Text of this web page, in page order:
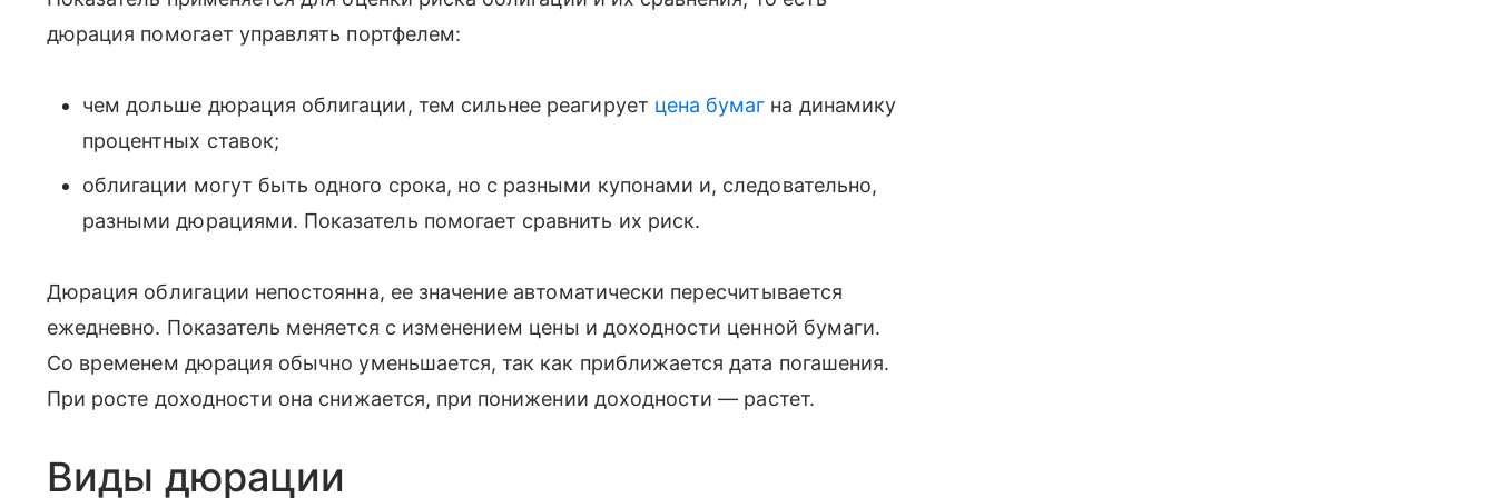
дюрация помогает управлять портфелем:
чем дольше дюрация облигации, тем сильнее реагирует цена бумаг на динамику
процентных ставок;
облигации могут быть одного срока, но с разными купонами и, следовательно,
разными дюрациями. Показатель помогает сравнить их риск.
Дюрация облигации непостоянна, ее значение автоматически пересчитывается
ежедневно. Показатель меняется с изменением цены и доходности ценной бумаги.
Со временем дюрация обычно уменьшается, так как приближается дата погашения.
При росте доходности она снижается, при понижении доходности — растет.
Виды дюрации